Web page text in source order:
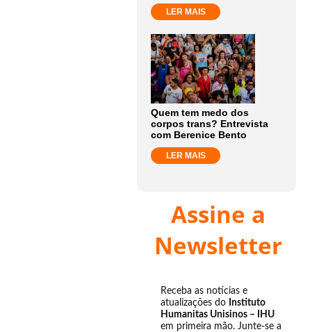
LER MAIS
Quem tem medo dos
corpos trans? Entrevista
com Berenice Bento
LER MAIS
Assine a
Newsletter
Receba as notícias e
atualizações do Instituto
Humanitas Unisinos – IHU
em primeira mão. Junte-se a